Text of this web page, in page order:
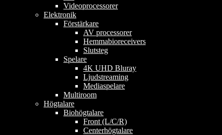
Videoprocessorer
Elektronik
Förstärkare
AV processorer
Hemmabioreceivers
Slutsteg
Spelare
4K UHD Bluray
Ljudstreaming
Mediaspelare
Multiroom
Högtalare
Biohögtalare
Front (L/C/R)
Centerhögtalare